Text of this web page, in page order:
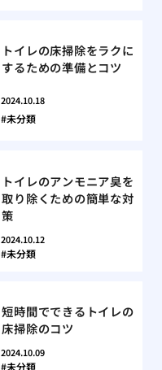
トイレの床掃除をラクに
するための準備とコツ
2024.10.18
未分類
トイレのアンモニア臭を
取り除くための簡単な対
策
2024.10.12
未分類
短時間でできるトイレの
床掃除のコツ
2024.10.09
未分類